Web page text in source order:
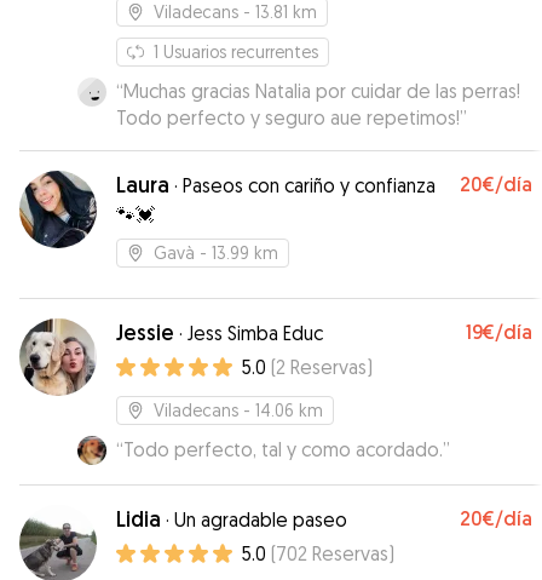
Viladecans - 13.81 km
1 Usuarios recurrentes
“Muchas gracias Natalia por cuidar de las perras!
Todo perfecto y seguro aue repetimos!”
Laura · Paseos con cariño y confianza
🐾💓
20€/día
Gavà - 13.99 km
Jessie · Jess Simba Educ 19€/día
5.0 (2 Reservas)
Viladecans - 14.06 km
“Todo perfecto, tal y como acordado.”
Lidia · Un agradable paseo 20€/día
5.0 (702 Reservas)